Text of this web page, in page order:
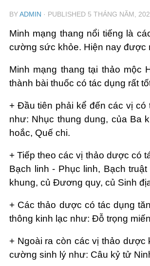
BYADMIN · PUBLISHED 5 THÁNG NĂM,
Minh mạng thang nổi tiếng là
cường sức khỏe. Hiện nay được
Minh mạng thang tại thảo mộc
thành bài thuốc có tác dụng rất
+ Đầu tiên phải kể đến các vị
như: Nhục thung dung, của Ba
hoắc, Quế chi.
+ Tiếp theo các vị thảo dược có
Bạch linh - Phục linh, Bạch
khung, củ Đương quy, củ Sinh
+ Các thảo dược có tác dụng
thông kinh lạc như: Đỗ trọng
+ Ngoài ra còn các vị thảo
cường sinh lý như: Câu kỷ tử